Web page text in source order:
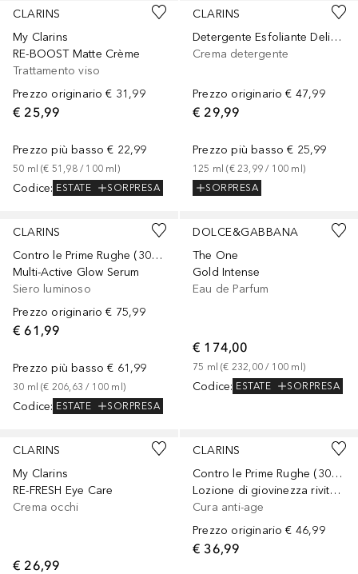
CLARINS
My Clarins
RE-BOOST Matte Crème
Trattamento viso
Prezzo originario € 31,99
€ 25,99
Prezzo più basso € 22,99
50 ml (€ 51,98 / 100 ml)
Codice: ESTATE SORPRESA
CLARINS
Detergente Esfoliante Delicato
Crema detergente
Prezzo originario € 47,99
€ 29,99
Prezzo più basso € 25,99
125 ml (€ 23,99 / 100 ml)
SORPRESA
CLARINS
Contro le Prime Rughe (30 anni)
Multi-Active Glow Serum
Siero luminoso
Prezzo originario € 75,99
€ 61,99
Prezzo più basso € 61,99
30 ml (€ 206,63 / 100 ml)
Codice: ESTATE SORPRESA
DOLCE&GABBANA
The One
Gold Intense
Eau de Parfum
€ 174,00
75 ml (€ 232,00 / 100 ml)
Codice: ESTATE SORPRESA
CLARINS
My Clarins
RE-FRESH Eye Care
Crema occhi
€ 26,99
CLARINS
Contro le Prime Rughe (30 anni)
Lozione di giovinezza rivitalizzante Multi-Active
Cura anti-age
Prezzo originario € 46,99
€ 36,99